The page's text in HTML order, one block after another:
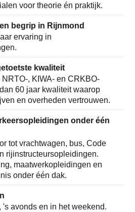
voor theorie én praktijk.
begrip in Rijnmond
ervaring in
kwaliteit
NRTO-, KIWA- en CRKBO-
60 jaar kwaliteit waarop
en overheden vertrouwen.
onder één
tot vrachtwagen, bus, Code
rijinstructeursopleidingen.
maatwerkopleidingen en
onder één dak.
's avonds en in het weekend.